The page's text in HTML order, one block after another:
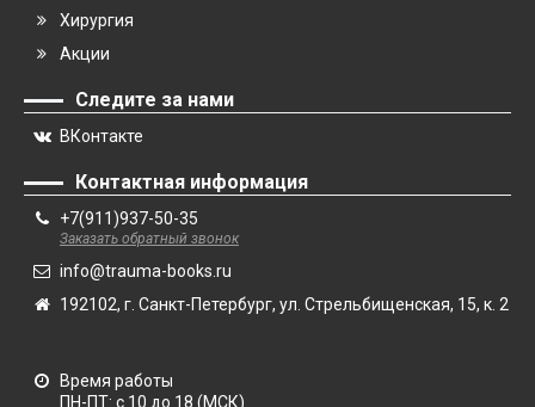
Хирургия
Акции
Следите за нами
ВКонтакте
Контактная информация
+7(911)937-50-35
Заказать обратный звонок
info@trauma-books.ru
192102, г. Санкт-Петербург, ул. Стрельбищенская, 15, к. 2
Время работы
ПН-ПТ: с 10 до 18 (МСК)